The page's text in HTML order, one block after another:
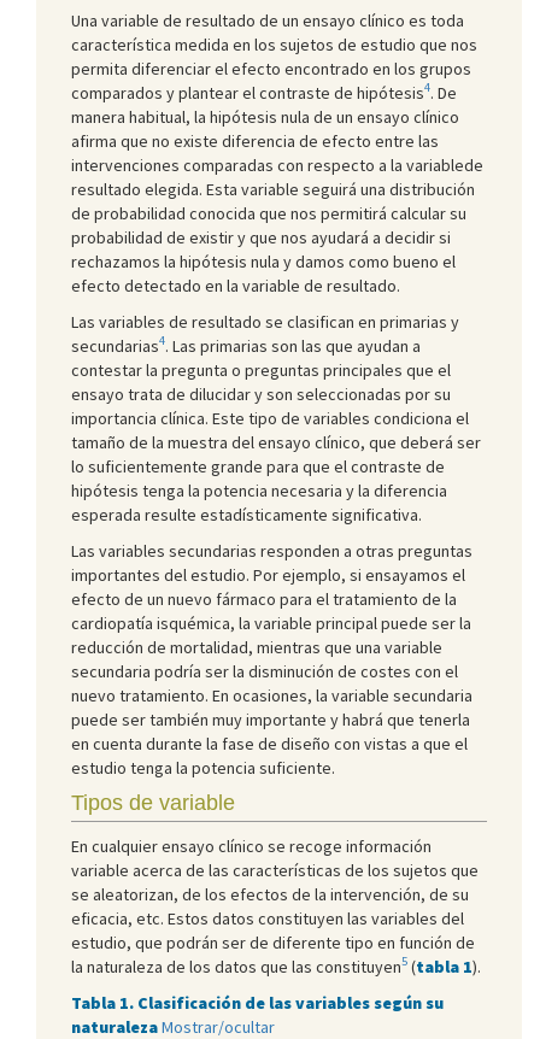
Una variable de resultado de un ensayo clínico es toda
característica medida en los sujetos de estudio que nos
permita diferenciar el efecto encontrado en los grupos
comparados y plantear el contraste de hipótesis4. De
manera habitual, la hipótesis nula de un ensayo clínico
afirma que no existe diferencia de efecto entre las
intervenciones comparadas con respecto a la variablede
resultado elegida. Esta variable seguirá una distribución
de probabilidad conocida que nos permitirá calcular su
probabilidad de existir y que nos ayudará a decidir si
rechazamos la hipótesis nula y damos como bueno el
efecto detectado en la variable de resultado.
Las variables de resultado se clasifican en primarias y
secundarias4. Las primarias son las que ayudan a
contestar la pregunta o preguntas principales que el
ensayo trata de dilucidar y son seleccionadas por su
importancia clínica. Este tipo de variables condiciona el
tamaño de la muestra del ensayo clínico, que deberá ser
lo suficientemente grande para que el contraste de
hipótesis tenga la potencia necesaria y la diferencia
esperada resulte estadísticamente significativa.
Las variables secundarias responden a otras preguntas
importantes del estudio. Por ejemplo, si ensayamos el
efecto de un nuevo fármaco para el tratamiento de la
cardiopatía isquémica, la variable principal puede ser la
reducción de mortalidad, mientras que una variable
secundaria podría ser la disminución de costes con el
nuevo tratamiento. En ocasiones, la variable secundaria
puede ser también muy importante y habrá que tenerla
en cuenta durante la fase de diseño con vistas a que el
estudio tenga la potencia suficiente.
Tipos de variable
En cualquier ensayo clínico se recoge información
variable acerca de las características de los sujetos que
se aleatorizan, de los efectos de la intervención, de su
eficacia, etc. Estos datos constituyen las variables del
estudio, que podrán ser de diferente tipo en función de
la naturaleza de los datos que las constituyen5 (tabla 1).
Tabla 1. Clasificación de las variables según su
naturalezaMostrar/ocultar